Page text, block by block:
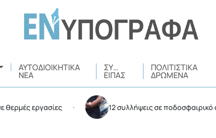
ΑΥΤΟΔΙΟΙΚΗΤΙΚΆ
ΝΈΑ
ΣΥ…
ΕΊΠΑΣ
ΠΟΛΙΤΙΣΤΙΚΆ
ΔΡΏΜΕΝΑ
• 12 συλλήψεις σε ποδοσφαιρικό αγώνα